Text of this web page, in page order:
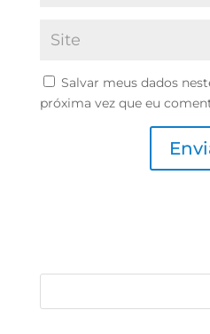
Salvar meus dados
próxima vez que eu